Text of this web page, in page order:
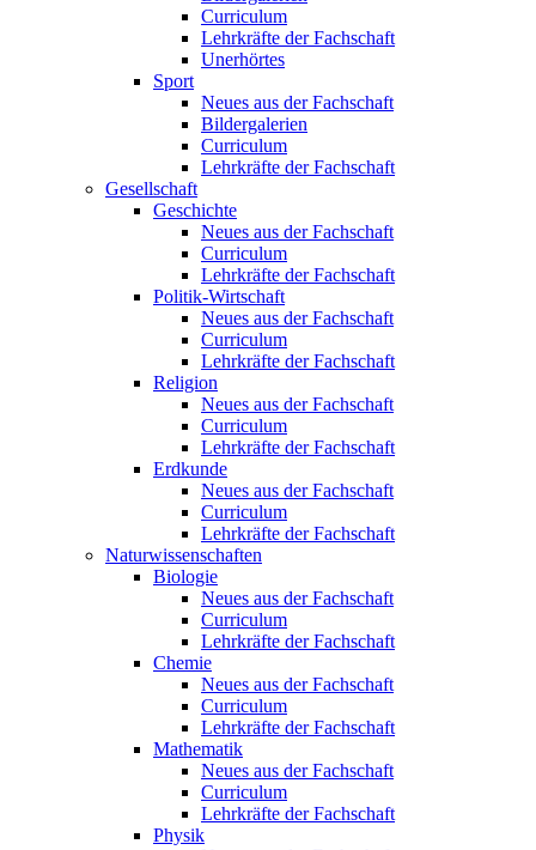
Curriculum
Lehrkräfte der Fachschaft
Unerhörtes
Sport
Neues aus der Fachschaft
Bildergalerien
Curriculum
Lehrkräfte der Fachschaft
Gesellschaft
Geschichte
Neues aus der Fachschaft
Curriculum
Lehrkräfte der Fachschaft
Politik-Wirtschaft
Neues aus der Fachschaft
Curriculum
Lehrkräfte der Fachschaft
Religion
Neues aus der Fachschaft
Curriculum
Lehrkräfte der Fachschaft
Erdkunde
Neues aus der Fachschaft
Curriculum
Lehrkräfte der Fachschaft
Naturwissenschaften
Biologie
Neues aus der Fachschaft
Curriculum
Lehrkräfte der Fachschaft
Chemie
Neues aus der Fachschaft
Curriculum
Lehrkräfte der Fachschaft
Mathematik
Neues aus der Fachschaft
Curriculum
Lehrkräfte der Fachschaft
Physik